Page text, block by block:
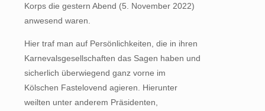
Korps die gestern Abend (5. November 2022)
anwesend waren.
Hier traf man auf Persönlichkeiten, die in ihren
Karnevalsgesellschaften das Sagen haben und
sicherlich überwiegend ganz vorne im
Kölschen Fastelovend agieren. Hierunter
weilten unter anderem Präsidenten,